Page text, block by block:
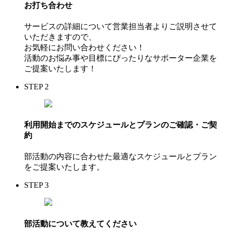
お打ち合わせ
サービスの詳細について営業担当者よりご説明させて
いただきますので、
お気軽にお問い合わせください！
活動のお悩み事や目標にぴったりなサポーター企業を
ご提案いたします！
STEP 2
利用開始までのスケジュールとプランのご確認・ご契
約
部活動の内容に合わせた最適なスケジュールとプラン
をご提案いたします。
STEP 3
部活動について教えてください